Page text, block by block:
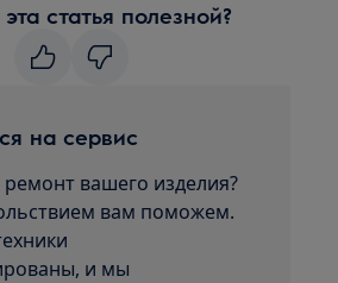
статья полезной?
на сервис
вашего изделия?
вам поможем.
и мы